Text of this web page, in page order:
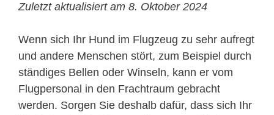
Zuletzt aktualisiert am 8. Oktober 2024
Wenn sich Ihr Hund im Flugzeug zu sehr aufregt
und andere Menschen stört, zum Beispiel durch
ständiges Bellen oder Winseln, kann er vom
Flugpersonal in den Frachtraum gebracht
werden. Sorgen Sie deshalb dafür, dass sich Ihr